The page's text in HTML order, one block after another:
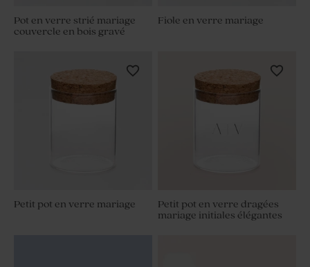
Pot en verre strié mariage
couvercle en bois gravé
Fiole en verre mariage
Petit pot en verre mariage
Petit pot en verre dragées
mariage initiales élégantes